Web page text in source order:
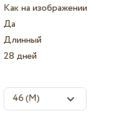
Как на изображении
Да
Длинный
28 дней